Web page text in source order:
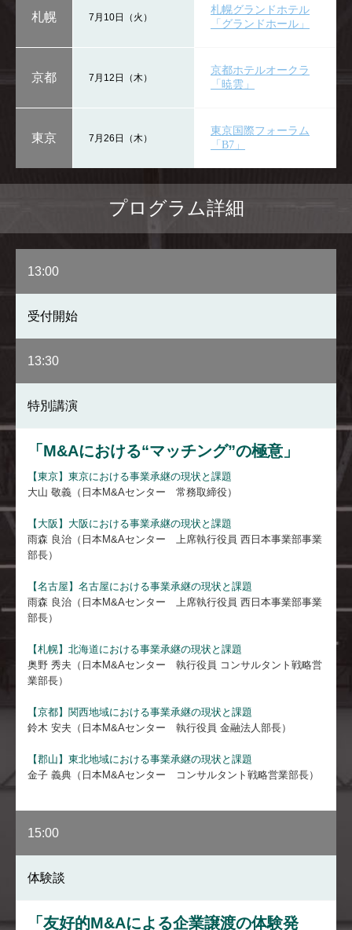
札幌 7月10日（火）
札幌グランドホテル
「グランドホール」
京都 7月12日（木）
京都ホテルオークラ
「暁雲」
東京 7月26日（木）
東京国際フォーラム
「B7」
プログラム詳細
13:00
受付開始
13:30
特別講演
「M&Aにおける“マッチング”の極意」
【東京】東京における事業承継の現状と課題
大山 敬義（日本M&Aセンター 常務取締役）
【大阪】大阪における事業承継の現状と課題
雨森 良治（日本M&Aセンター 上席執行役員 西日本事業部事業
部長）
【名古屋】名古屋における事業承継の現状と課題
雨森 良治（日本M&Aセンター 上席執行役員 西日本事業部事業
部長）
【札幌】北海道における事業承継の現状と課題
奥野 秀夫（日本M&Aセンター 執行役員 コンサルタント戦略営
業部長）
【京都】関⻄地域における事業承継の現状と課題
鈴木 安夫（日本M&Aセンター 執行役員 金融法人部長）
【郡山】東北地域における事業承継の現状と課題
金子 義典（日本M&Aセンター コンサルタント戦略営業部長）
15:00
体験談
「友好的M&Aによる企業譲渡の体験発